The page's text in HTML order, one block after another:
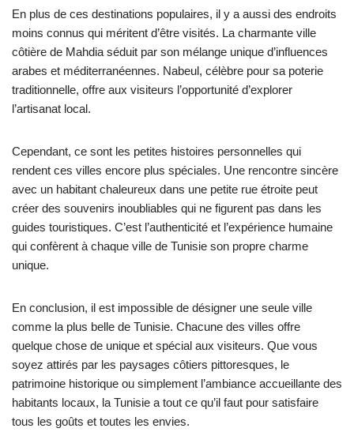
En plus de ces destinations populaires, il y a aussi des endroits
moins connus qui méritent d’être visités. La charmante ville
côtière de Mahdia séduit par son mélange unique d’influences
arabes et méditerranéennes. Nabeul, célèbre pour sa poterie
traditionnelle, offre aux visiteurs l’opportunité d’explorer
l’artisanat local.
Cependant, ce sont les petites histoires personnelles qui
rendent ces villes encore plus spéciales. Une rencontre sincère
avec un habitant chaleureux dans une petite rue étroite peut
créer des souvenirs inoubliables qui ne figurent pas dans les
guides touristiques. C’est l’authenticité et l’expérience humaine
qui confèrent à chaque ville de Tunisie son propre charme
unique.
En conclusion, il est impossible de désigner une seule ville
comme la plus belle de Tunisie. Chacune des villes offre
quelque chose de unique et spécial aux visiteurs. Que vous
soyez attirés par les paysages côtiers pittoresques, le
patrimoine historique ou simplement l’ambiance accueillante des
habitants locaux, la Tunisie a tout ce qu’il faut pour satisfaire
tous les goûts et toutes les envies.